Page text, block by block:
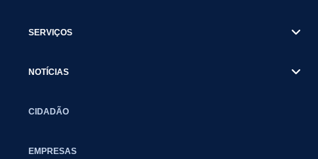
SERVIÇOS
NOTÍCIAS
CIDADÃO
EMPRESAS